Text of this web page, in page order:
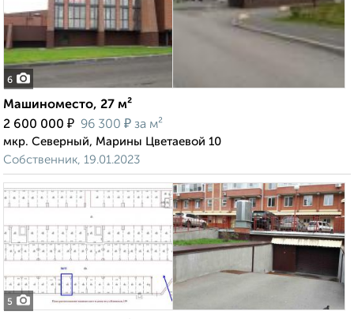
6
Машиноместо, 27 м²
2 600 000 ₽ 96 300 ₽ за м²
мкр. Северный, Марины Цветаевой 10
Собственник, 19.01.2023
5